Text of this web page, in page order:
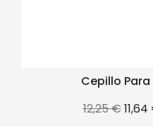
Cepillo
Precio
12,25 €